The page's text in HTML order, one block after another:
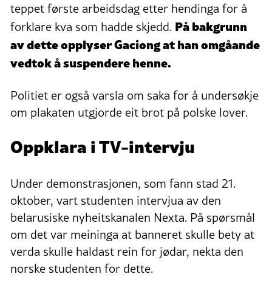
teppet første arbeidsdag etter hendinga for å
forklare kva som hadde skjedd. På bakgrunn
av dette opplyser Gaciong at han omgåande
vedtok å suspendere henne.
Politiet er også varsla om saka for å undersøkje
om plakaten utgjorde eit brot på polske lover.
Oppklara i TV-intervju
Under demonstrasjonen, som fann stad 21.
oktober, vart studenten intervjua av den
belarusiske nyheitskanalen Nexta. På spørsmål
om det var meininga at banneret skulle bety at
verda skulle haldast rein for jødar, nekta den
norske studenten for dette.